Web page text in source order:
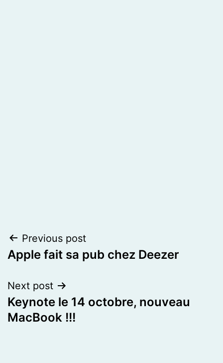
Post
navigation
Previous post
Apple fait sa pub chez Deezer
Next post
Keynote le 14 octobre, nouveau
MacBook !!!